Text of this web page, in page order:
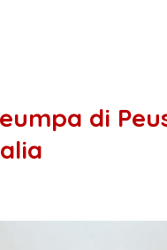
di